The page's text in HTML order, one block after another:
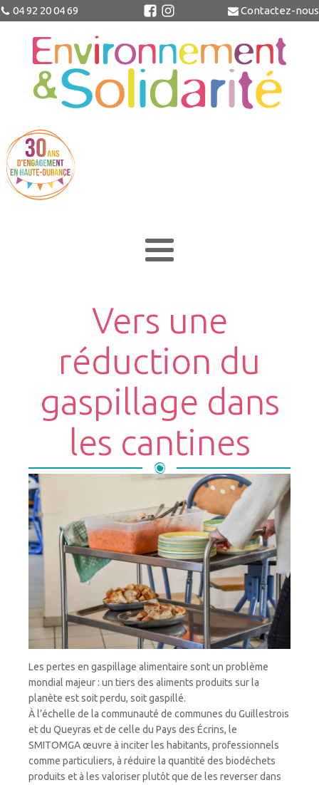
04 92 20 04 69 Contactez-nous
Vers une
réduction du
gaspillage dans
les cantines
Les pertes en gaspillage alimentaire sont un problème
mondial majeur : un tiers des aliments produits sur la
planète est soit perdu, soit gaspillé.
À l’échelle de la communauté de communes du Guillestrois
et du Queyras et de celle du Pays des Écrins, le
SMITOMGA œuvre à inciter les habitants, professionnels
comme particuliers, à réduire la quantité des biodéchets
produits et à les valoriser plutôt que de les reverser dans